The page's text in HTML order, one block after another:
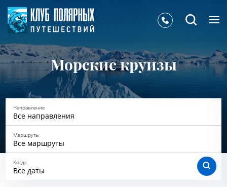
Морские круизы
Направление
Все направления
Маршруты
Все маршруты
Когда
Все даты